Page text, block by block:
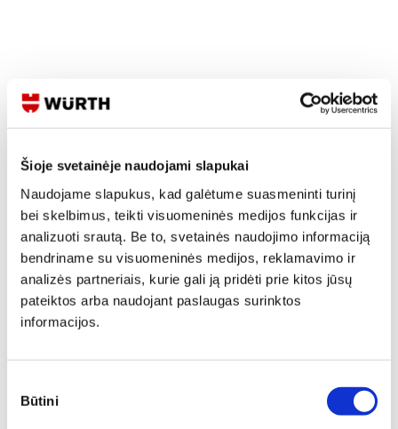
Šioje svetainėje naudojami slapukai
Naudojame slapukus, kad galėtume suasmeninti turinį
bei skelbimus, teikti visuomeninės medijos funkcijas ir
analizuoti srautą. Be to, svetainės naudojimo informaciją
bendriname su visuomeninės medijos, reklamavimo ir
analizės partneriais, kurie gali ją pridėti prie kitos jūsų
pateiktos arba naudojant paslaugas surinktos
informacijos.
pasirinkimas
Būtini
Skaityti produkto aprašymą
Kainos matomos tik registruotiems vartotojams.
Prisijungti / Registruotis
Rašyti užklausą
Reikia daugiau informacijos?
Rodyti artimiausią parduotuvę
Skambinti:+370 694 91387